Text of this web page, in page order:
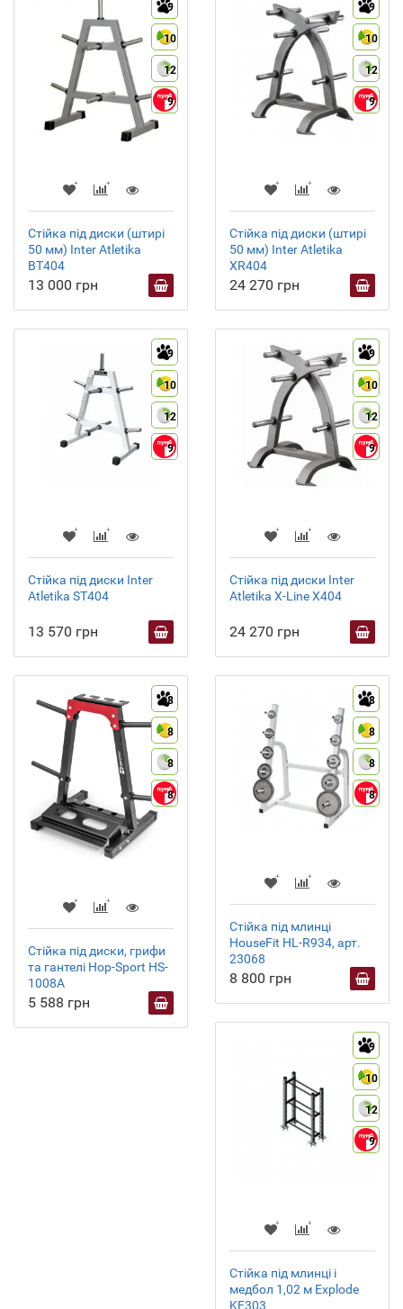
9
10
12
9
Стійка під диски (штирі
50 мм) Inter Atletika
BT404
13 000 грн
9
10
12
9
Стійка під диски (штирі
50 мм) Inter Atletika
XR404
24 270 грн
9
10
12
9
Стійка під диски Inter
Atletika ST404
13 570 грн
9
10
12
9
Стійка під диски Inter
Atletika X-Line X404
24 270 грн
8
8
8
8
Стійка під диски, грифи
та гантелі Hop-Sport HS-
1008A
5 588 грн
8
8
8
8
Стійка під млинці
HouseFit HL-R934, арт.
23068
8 800 грн
9
10
12
9
Стійка під млинці і
медбол 1,02 м Explode
KF303